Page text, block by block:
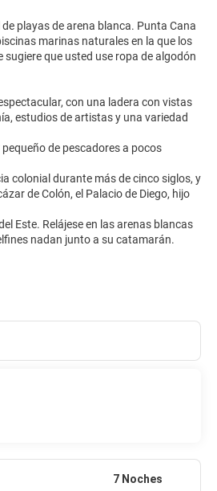
playas de arena blanca. Punta Cana
marinas naturales en la que los
que usted use ropa de algodón
con una ladera con vistas
estudios de artistas y una variedad
de pescadores a pocos
colonial durante más de cinco siglos, y
de Colón, el Palacio de Diego, hijo
Este. Relájese en las arenas blancas
7 Noches